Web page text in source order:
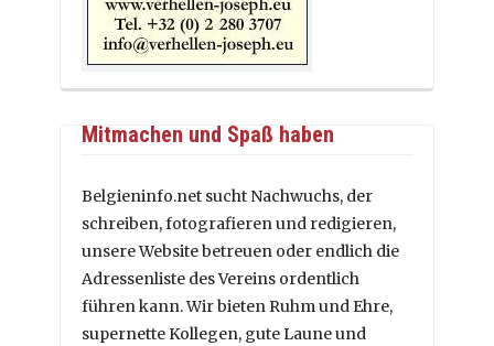
Mitmachen und Spaß haben
Belgieninfo.net sucht Nachwuchs, der
schreiben, fotografieren und redigieren,
unsere Website betreuen oder endlich die
Adressenliste des Vereins ordentlich
führen kann. Wir bieten Ruhm und Ehre,
supernette Kollegen, gute Laune und